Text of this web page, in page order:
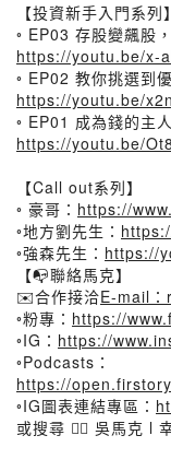
【投資新手入門系列】
◦ EP03 存股變飆股
https://youtu.be/x-
◦ EP02 教你挑選到
https://youtu.be/
◦ EP01 成為錢的主
https://youtu.be/
【Call out系列】
◦ 豪哥： https://
◦地方劉先生：
◦強森先生： https://
【📭聯絡馬克】
✉️合作接洽E-mail
◦粉專： https://
◦IG： https://
◦Podcasts：
https://
◦IG圖表連結專區：
或搜尋 👉🏻 吳馬克 l